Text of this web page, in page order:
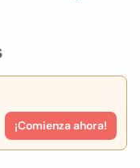
¡Comienza ahora!